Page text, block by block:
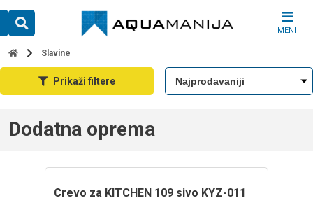
content
MENI
Slavine
Prikaži filtere
Dodatna oprema
crevo za KITCHEN 109 sivo KYZ-011